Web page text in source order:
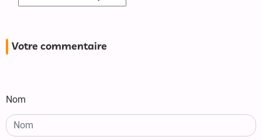
Votre commentaire
Nom